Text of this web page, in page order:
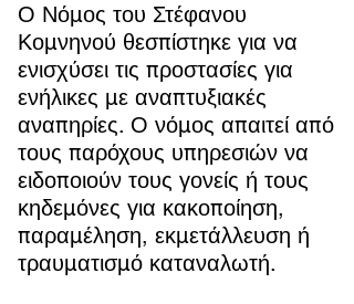
Ο Νόμος του Στέφανου
Κομνηνού θεσπίστηκε για να
ενισχύσει τις προστασίες για
ενήλικες με αναπτυξιακές
αναπηρίες. Ο νόμος απαιτεί από
τους παρόχους υπηρεσιών να
ειδοποιούν τους γονείς ή τους
κηδεμόνες για κακοποίηση,
παραμέληση, εκμετάλλευση ή
τραυματισμό καταναλωτή.